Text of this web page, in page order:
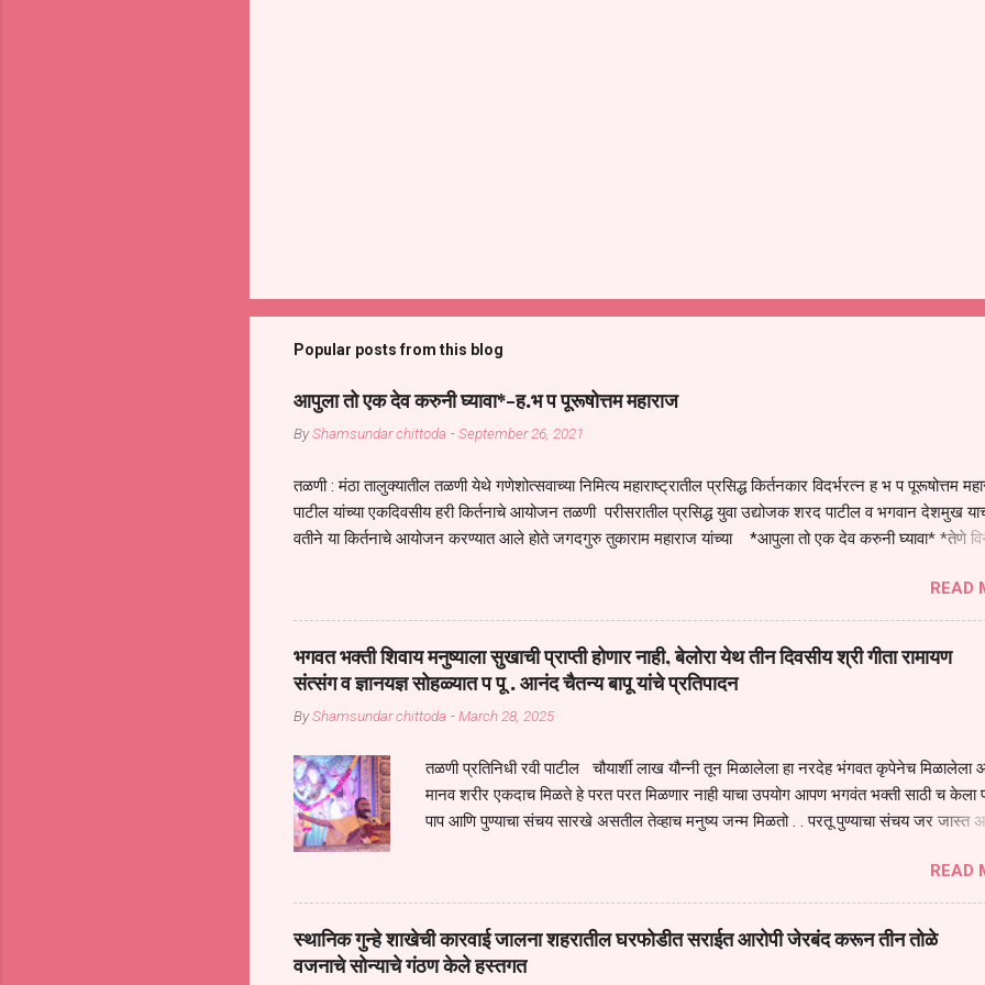
Popular posts from this blog
आपुला तो एक देव करुनी घ्यावा*-ह.भ प पूरूषोत्तम महाराज
ByShamsundar chittoda -September 26, 2021
तळणी : मंठा तालुक्यातील तळणी येथे गणेशोत्सवाच्या निमित्य महाराष्ट्रातील प्रसिद्ध किर्तनकार विदर्भरत्न ह भ प पूरूषोत्तम
पाटील यांच्या एकदिवसीय हरी किर्तनाचे आयोजन तळणी परीसरातील प्रसिद्ध युवा उद्योजक शरद पाटील व भगवान देशमुख
वतीने या किर्तनाचे आयोजन करण्यात आले होते जगदगुरु तुकाराम महाराज यांच्या *आपुला तो एक देव करुनी घ्यावा* *तेणे
जातीच्या परीक्षेचा काळ आहे धर्ममंडपात बसलेली लोक ही खरच भाग्यवान आहेत कोरोना सारख्या महामारीत आपंण जिवंत आहोत
महामारीतून जर आपल्याला वाचायचे असेल तर धार्मीक विचाराचा आधार आपल्याला घ्यावाच लागेल महामारीच्या काळात वारकरी
सप्रदायच खूप मोठा आधार आहे सध्य स्थितीत मानव जातीची मानसीक अवस्था सक्षम असणे गरजेचे आहे कोरोना ने मानवी
गरजा कीती कमी आहेत यांची जाणीव आपल्या सगळ्याना करून दीली आहे मनुष्याच्या आयुष्यातील नामसाधना ही त्याच्यासाठी
आधार असते परतू आज काल तीच साधना करण्याचा आळस आ...
READ
भगवत भक्ती शिवाय मनुष्याला सुखाची प्राप्ती होणार नाही, बेलोरा येथ तीन दिवसीय श्री गीता रामायण
संत्संग व ज्ञानयज्ञ सोहळ्यात प पू . आनंद चैतन्य बापू यांचे प्रतिपादन
ByShamsundar chittoda -March 28, 2025
तळणी प्रतिनिधी रवी पाटील चौयार्शी लाख यौन्नी तून मिळालेला हा नरदेह भंगवत कृपेनेच मिळालेला
मानव शरीर एकदाच मिळते हे परत परत मिळणार नाही याचा उपयोग आपण भगवंत भक्ती साठी च केला
पाप आणि पुण्याचा संचय सारखे असतील तेव्हाच मनुष्य जन्म मिळतो . . परतू पुण्याचा संचय जर जास्त
शरिराला इंतर सुंगधाचे व्यसन लागण्यापेक्षा भगवत भंक्ती चे व व्यसन लावा म्हणजे या नरदेहाचा उपयोग
चार कुपा या मनुष्यावर होत असतात यापैकी भगवत कृपा ही पुण्यवानालाच होत असते . भगवंताच्या
नरदेहाचा उद्धार होतो गरज आहे त्याला मनापासून आळवण्याची असे प्रतिपादन प पू चेतन्य बापू याचे
शिष्य आनंद चैतन्य बापू यांनी तळणी येथून जवळच असलेल्या बेलोरा येथे केले तीन दिवसीय
संत्संगाचे आयोजन करण्यात आले आहे . या कलयुगात प्रत्येक मनुष्य दुःखी आहे थोडे थोडे सगळेच
READ
स्थानिक गुन्हे शाखेची कारवाई जालना शहरातील घरफोडीत सराईत आरोपी जेरबंद करून तीन तोळे
वजनाचे सोन्याचे गंठण केले हस्तगत